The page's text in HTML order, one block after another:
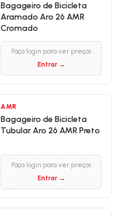
Bagageiro de Bicicleta
Aramado Aro 26 AMR
Cromado
Faça login para ver preços
Entrar →
AMR
Bagageiro de Bicicleta
Tubular Aro 26 AMR Preto
Faça login para ver preços
Entrar →